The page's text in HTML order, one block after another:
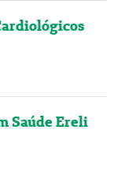
Saúde Ereli